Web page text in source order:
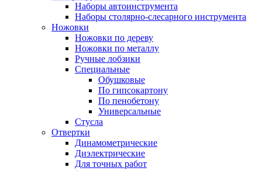
Наборы автоинструмента
Наборы столярно-слесарного инструмента
Ножовки
Ножовки по дереву
Ножовки по металлу
Ручные лобзики
Специальные
Обушковые
По гипсокартону
По пенобетону
Универсальные
Стусла
Отвертки
Динамометрические
Диэлектрические
Для точных работ